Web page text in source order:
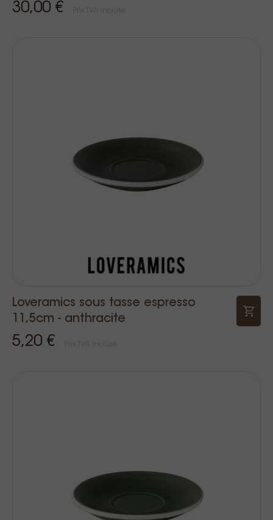
30,00 €
Loveramics sous tasse espresso
11,5cm - anthracite
5,20 €